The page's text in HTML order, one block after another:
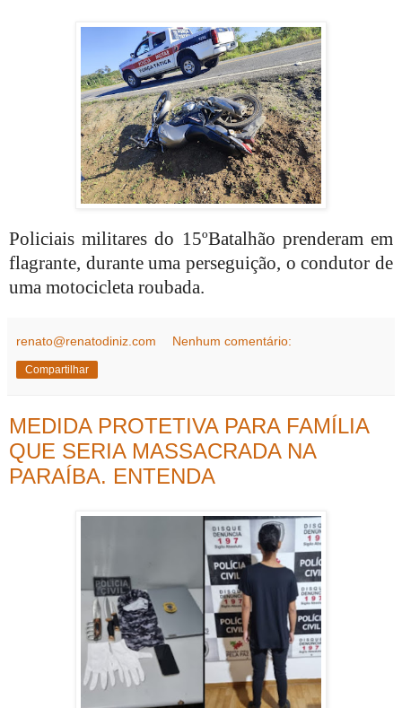
Policiais militares do 15ºBatalhão prenderam em
flagrante, durante uma perseguição, o condutor de
uma motocicleta roubada.
renato@renatodiniz.com Nenhum comentário:
Compartilhar
MEDIDA PROTETIVA PARA FAMÍLIA
QUE SERIA MASSACRADA NA
PARAÍBA. ENTENDA